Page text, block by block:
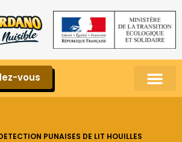
vous
PUNAISES DE LIT HOUILLES